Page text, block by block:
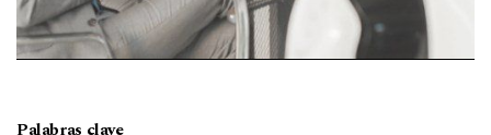
Palabras clave